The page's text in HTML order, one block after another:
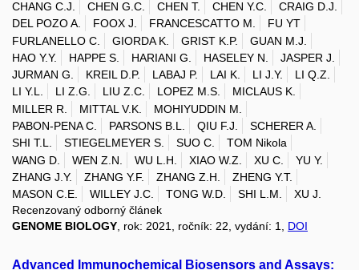
CHANG C.J.
CHEN G.C. CHEN T. CHEN Y.C.
CRAIG D.J.
DEL POZO A.
FOOX J. FRANCESCATTO M.
FU YT
FURLANELLO C.
GIORDA K. GRIST K.P.
GUAN M.J.
HAO Y.Y.
HAPPE S. HARIANI G. HASELEY N.
JASPER J.
JURMAN G.
KREIL D.P. LABAJ P. LAI K. LI J.Y.
LI Q.Z.
LI Y.L.
LI Z.G. LIU Z.C. LOPEZ M.S.
MICLAUS K.
MILLER R.
MITTAL V.K.
MOHIYUDDIN M.
PABON-PENA C.
PARSONS B.L. QIU F.J.
SCHERER A.
SHI T.L.
STIEGELMEYER S. SUO C.
TOM Nikola
WANG D.
WEN Z.N. WU L.H. XIAO W.Z. XU C.
YU Y.
ZHANG J.Y.
ZHANG Y.F. ZHANG Z.H.
ZHENG Y.T.
MASON C.E.
WILLEY J.C. TONG W.D. SHI L.M.
XU J.
Recenzovaný odborný článek
GENOME BIOLOGY , rok: 2021, ročník: 22, vydání: 1, DOI
Advanced Immunochemical Biosensors and Assays: